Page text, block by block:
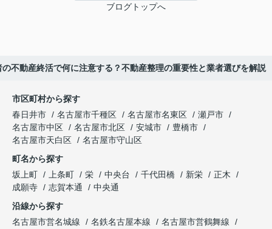
ブログトップへ
の不動産終活で何に注意する？不動産整理の重要性と業者選びを解説
市区町村から探す
春日井市
名古屋市千種区 名古屋市名東区
瀬戸市
名古屋市中区
名古屋市北区 安城市
豊橋市
名古屋市天白区
名古屋市守山区
町名から探す
坂上町
上条町 栄 中央台 千代田橋 新栄
正木
成願寺
志賀本通
中央通
沿線から探す
名古屋市営名城線
名鉄名古屋本線
名古屋市営鶴舞線